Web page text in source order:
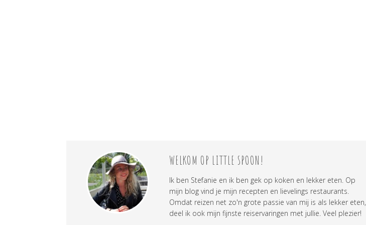
WELKOM OP LITTLE SPOON!
Ik ben Stefanie en ik ben gek op koken en lekker eten. Op
mijn blog vind je mijn recepten en lievelings restaurants.
Omdat reizen net zo'n grote passie van mij is als lekker eten,
deel ik ook mijn fijnste reiservaringen met jullie. Veel plezier!